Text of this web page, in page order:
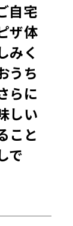
自宅
ザ体
みく
うち
らに
しい
こと
で